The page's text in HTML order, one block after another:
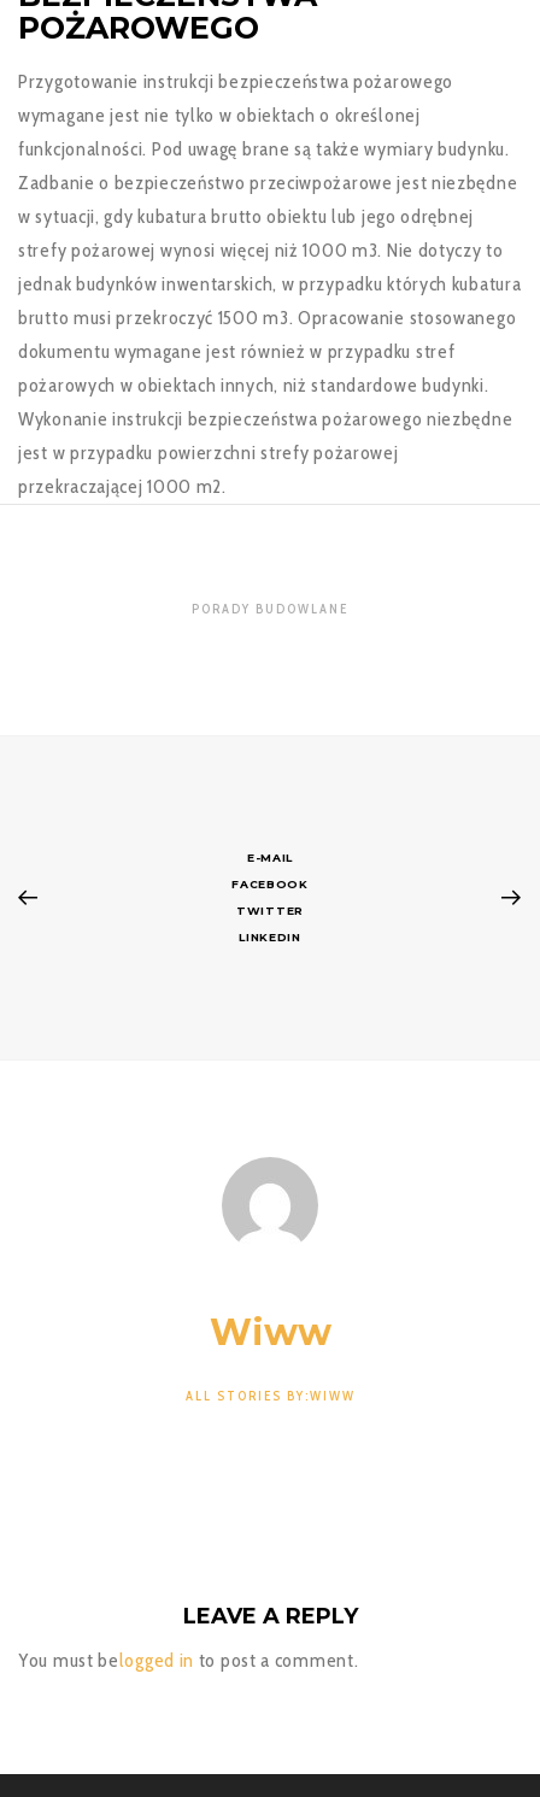
POŻAROWEGO
Przygotowanie instrukcji bezpieczeństwa pożarowego
wymagane jest nie tylko w obiektach o określonej
funkcjonalności. Pod uwagę brane są także wymiary budynku.
Zadbanie o bezpieczeństwo przeciwpożarowe jest niezbędne
w sytuacji, gdy kubatura brutto obiektu lub jego odrębnej
strefy pożarowej wynosi więcej niż 1000 m3. Nie dotyczy to
jednak budynków inwentarskich, w przypadku których kubatura
brutto musi przekroczyć 1500 m3. Opracowanie stosowanego
dokumentu wymagane jest również w przypadku stref
pożarowych w obiektach innych, niż standardowe budynki.
Wykonanie instrukcji bezpieczeństwa pożarowego niezbędne
jest w przypadku powierzchni strefy pożarowej
przekraczającej 1000 m2.
PORADY BUDOWLANE
E-MAIL
FACEBOOK
TWITTER
LINKEDIN
Wiww
ALL STORIES BY:WIWW
LEAVE A REPLY
You must belogged in to post a comment.